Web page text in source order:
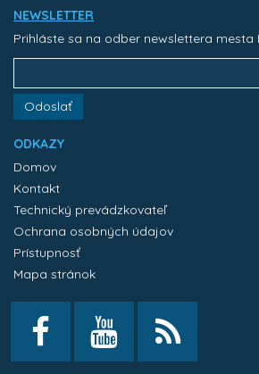
NEWSLETTER
Prihláste sa na odber newslettera mesta
Odoslať
ODKAZY
Domov
Kontakt
Technický prevádzkovateľ
Ochrana osobných údajov
Prístupnosť
Mapa stránok